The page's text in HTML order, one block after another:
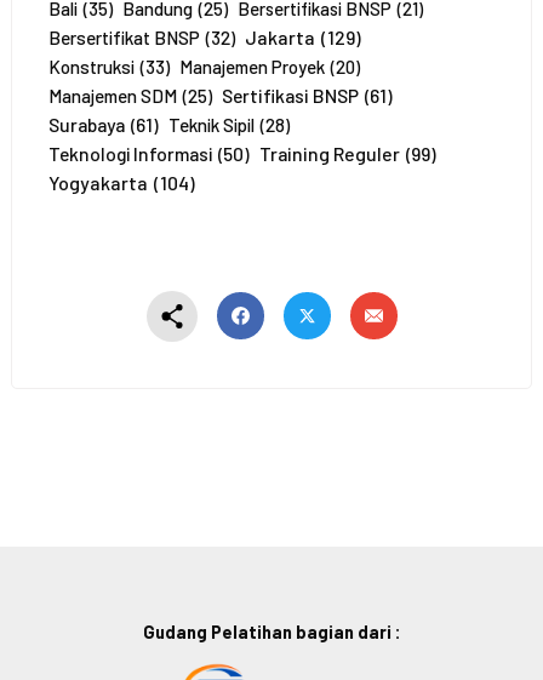
e
r
t
a
*
Bali (35) Bandung (25) Bersertifikasi BNSP (21)
Bersertifikat BNSP (32) Jakarta (129)
Konstruksi (33) Manajemen Proyek (20)
Manajemen SDM (25) Sertifikasi BNSP (61)
Surabaya (61) Teknik Sipil (28)
Teknologi Informasi (50) Training Reguler (99)
Yogyakarta (104)
Gudang Pelatihan bagian dari :